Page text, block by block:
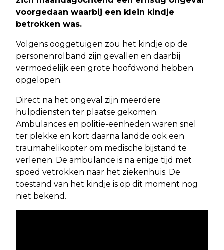
voorgedaan waarbij een klein kindje
betrokken was.
Volgens ooggetuigen zou het kindje op de
personenrolband zijn gevallen en daarbij
vermoedelijk een grote hoofdwond hebben
opgelopen.
Direct na het ongeval zijn meerdere
hulpdiensten ter plaatse gekomen.
Ambulances en politie-eenheden waren snel
ter plekke en kort daarna landde ook een
traumahelikopter om medische bijstand te
verlenen. De ambulance is na enige tijd met
spoed vetrokken naar het ziekenhuis. De
toestand van het kindje is op dit moment nog
niet bekend.